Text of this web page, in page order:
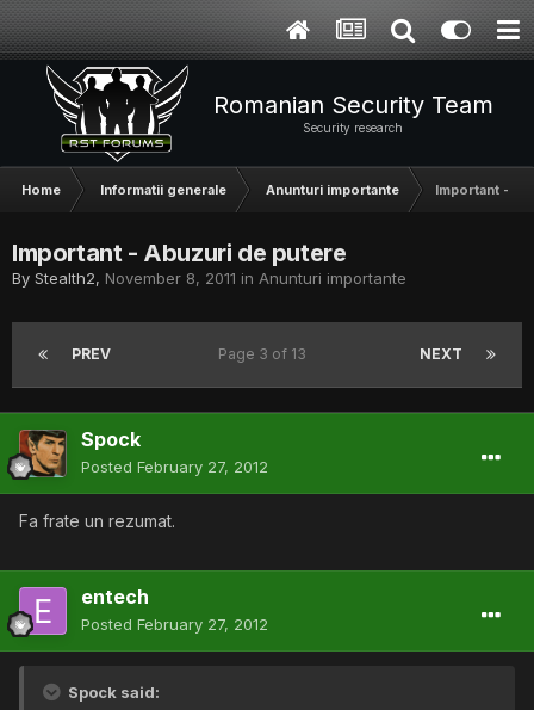
Romanian Security Team
Security research
Home Informatii generale Anunturi importante Important -
Important - Abuzuri de putere
By Stealth2, November 8, 2011 in Anunturi importante
PREV NEXT
Page 3 of 13
Spock
Posted February 27, 2012
Fa frate un rezumat.
entech
Posted February 27, 2012
Spock said: